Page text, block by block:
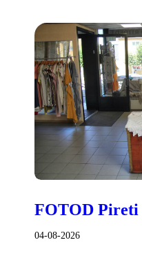
FOTOD Pireti
04-08-2026